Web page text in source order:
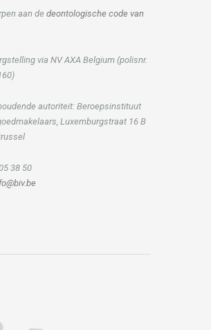
aan de deontologische code van
via NV AXA Belgium (polisnr.
autoriteit: Beroepsinstituut
Luxemburgstraat 16 B
38 50